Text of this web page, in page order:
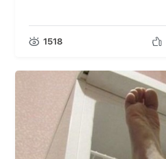
1518